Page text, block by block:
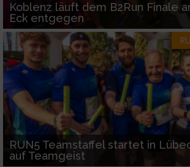
Koblenz läuft dem B2Run Finale
Eck entgegen
RUN5 Teamstaffel startet in
auf Teamgeist